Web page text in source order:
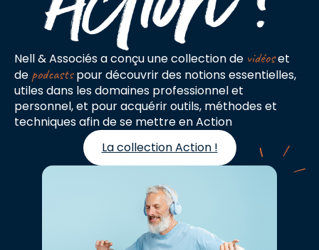
Nell & Associés a conçu une collection de vidéoset
de podcastspour découvrir des notions essentielles,
utiles dans les domaines professionnel et
personnel, et pour acquérir outils, méthodes et
techniques afin de se mettre en Action
La collection Action !